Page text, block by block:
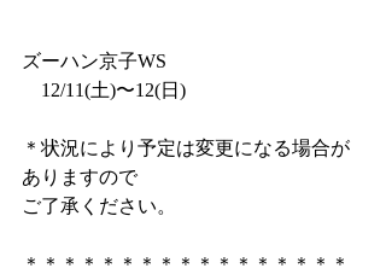
​ズーハン京子WS
12/11(土)〜12(日)
​＊状況により予定は変更になる場合が
ありますので
ご了承ください。
＊＊＊＊＊＊＊＊＊＊＊＊＊＊＊＊＊